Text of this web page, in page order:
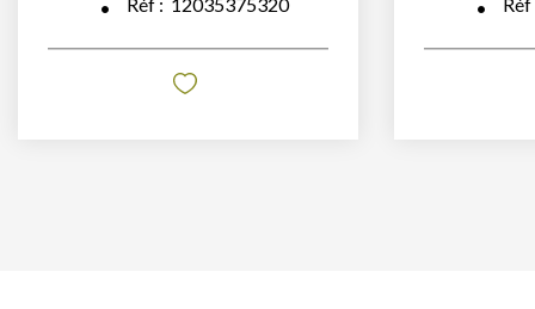
Réf : 12035375320